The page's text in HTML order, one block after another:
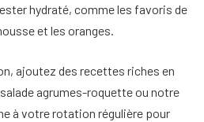
hydraté, comme les favoris de
et les oranges.
ajoutez des recettes riches en
agrumes-roquette ou notre
à votre rotation régulière pour